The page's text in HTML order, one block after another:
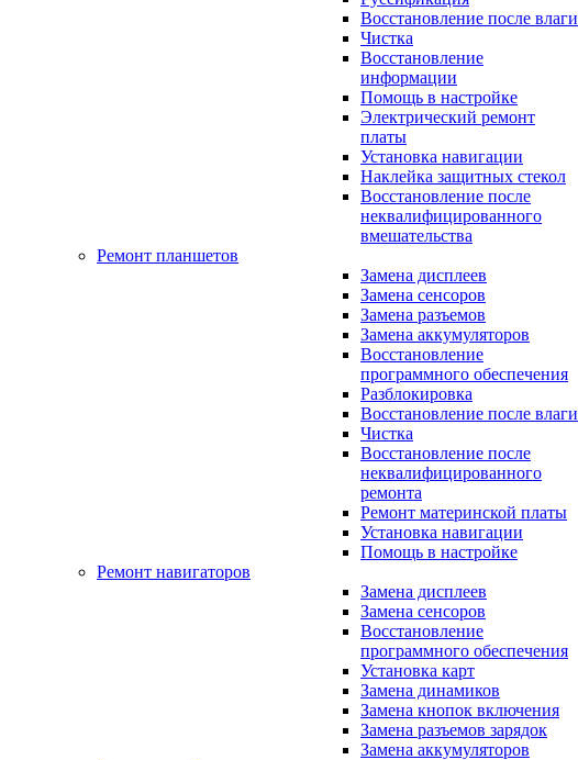
Восстановление после влаги
Чистка
Восстановление
информации
Помощь в настройке
Электрический ремонт
платы
Установка навигации
Наклейка защитных стекол
Восстановление после
неквалифицированного
вмешательства
Ремонт планшетов
Замена дисплеев
Замена сенсоров
Замена разъемов
Замена аккумуляторов
Восстановление
программного обеспечения
Разблокировка
Восстановление после влаги
Чистка
Восстановление после
неквалифицированного
ремонта
Ремонт материнской платы
Установка навигации
Помощь в настройке
Ремонт навигаторов
Замена дисплеев
Замена сенсоров
Восстановление
программного обеспечения
Установка карт
Замена динамиков
Замена кнопок включения
Замена разъемов зарядок
Замена аккумуляторов